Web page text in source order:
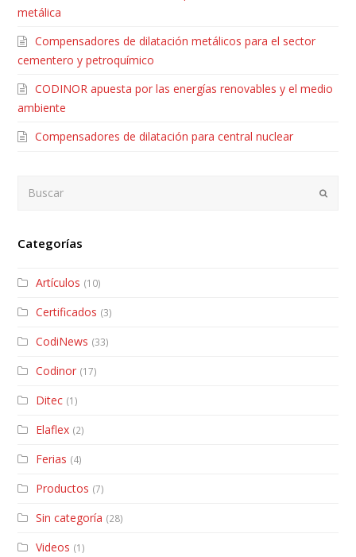
metálica
Compensadores de dilatación metálicos para el sector
cementero y petroquímico
CODINOR apuesta por las energías renovables y el medio
ambiente
Compensadores de dilatación para central nuclear
Categorías
Artículos (10)
Certificados (3)
CodiNews (33)
Codinor (17)
Ditec (1)
Elaflex (2)
Ferias (4)
Productos (7)
Sin categoría (28)
Videos (1)